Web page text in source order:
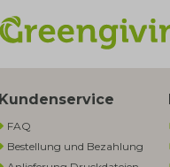
Kundenservice
FAQ
Bestellung und Bezahlung